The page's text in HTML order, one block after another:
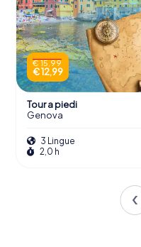
€ 15,99
€ 12,99
Tour a piedi
Genova
3 Lingue
2,0 h